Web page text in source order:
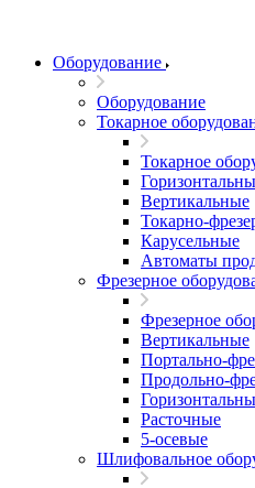
Оборудование
Оборудование
Токарное
Токарное
Вертикальные
Токарно-
Карусельные
Автоматы
Фрезерное
Фрезерное
Вертикальные
Портально-
Продольно-
Расточные
5-осевые
Шлифовальное